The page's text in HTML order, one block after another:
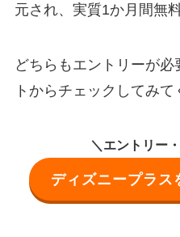
元され、実質1か月間無
どちらもエントリーが
トからチェックしてみて
＼エントリー
ディズニープラス